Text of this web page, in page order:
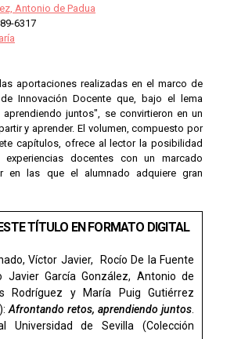
Antonio de Padua
6317
aportaciones realizadas en el marco de
Innovación Docente que, bajo el lema
juntos", se convirtieron en un
y aprender. El volumen, compuesto por
capítulos, ofrece al lector la posibilidad
experiencias docentes con un marcado
en las que el alumnado adquiere gran
TÍTULO EN FORMATO DIGITAL
Víctor Javier,
Rocío De la Fuente
Javier García González, Antonio de
Rodríguez y María Puig Gutiérrez
Afrontando retos, aprendiendo juntos
Universidad de Sevilla (Colección